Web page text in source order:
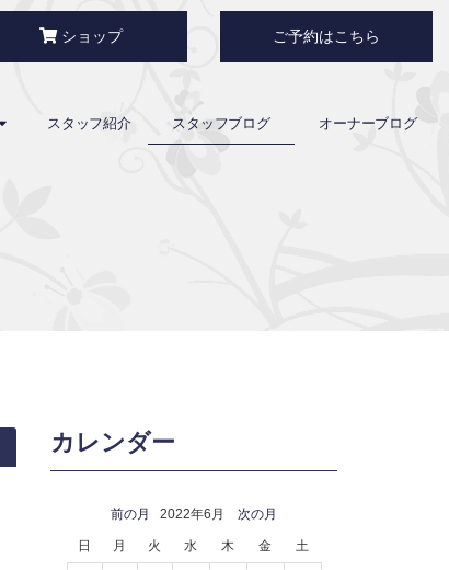
ショップ ご予約はこちら
スタッフ紹介 スタッフブログ オーナーブログ
カレンダー
前の月 2022年6月 次の月
日 月 火 水 木 金 土